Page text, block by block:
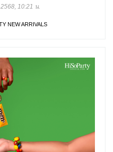
10:21 น.
NEW ARRIVALS